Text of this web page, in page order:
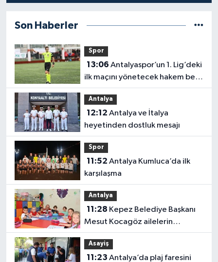
Son Haberler
Spor
13:06
ilk maçını yönetecek hakem belli
oldu
Antalya
12:12
heyetinden dostluk mesajı
Spor
11:52
karşılaşma
Antalya
11:28
Mesut Kocagöz ailelerin
sorununa çözüm arıyor
Asayiş
11:23